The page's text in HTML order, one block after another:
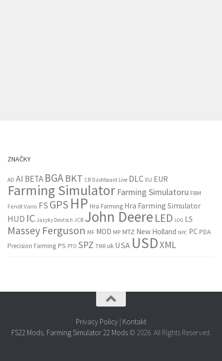
ZNAČKY
AD AI BETA BGABKT CB Dashboard Live DLC EU EUR
Farming Simulator Farming Simulatoru FBM
Fendt Vario FS GPS HP Hra Farming Hra Farming Simulator
HUD IC Jazyky Deutsch JCB John Deere LED LOG LS
Massey Ferguson MF MOD MP MTZ New Holland NPC PC PDA
Precision Farming PS PTO SPZ TMR uk USA USDXML
Privacy Policy | Kontakt
FS22 Mods, Farming Simulator 22 Mods© 2026. All Rights Reserved.